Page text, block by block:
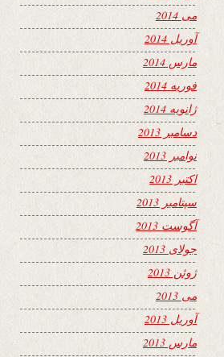
می 2014
آوریل 2014
مارس 2014
فوریه 2014
ژانویه 2014
دسامبر 2013
نوامبر 2013
اکتبر 2013
سپتامبر 2013
آگوست 2013
جولای 2013
ژوئن 2013
می 2013
آوریل 2013
مارس 2013